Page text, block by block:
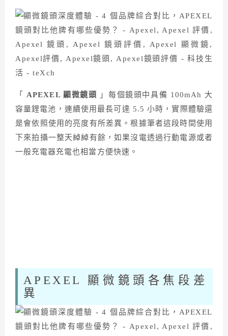
「 APEXEL 顯微鏡頭
」每個鏡頭中具備 100mAh 大
容量鋰電池，連續使用最長可達 5.5 小時，實際體驗還
是會依照使用的亮度有所差異。根據筆者這段時間使用
下來拍攝一整天綽綽有餘，如果沒電透過行動電源或者
一般充電器充電也相當方便快速。
APEXEL 顯微鏡頭各焦段差
異